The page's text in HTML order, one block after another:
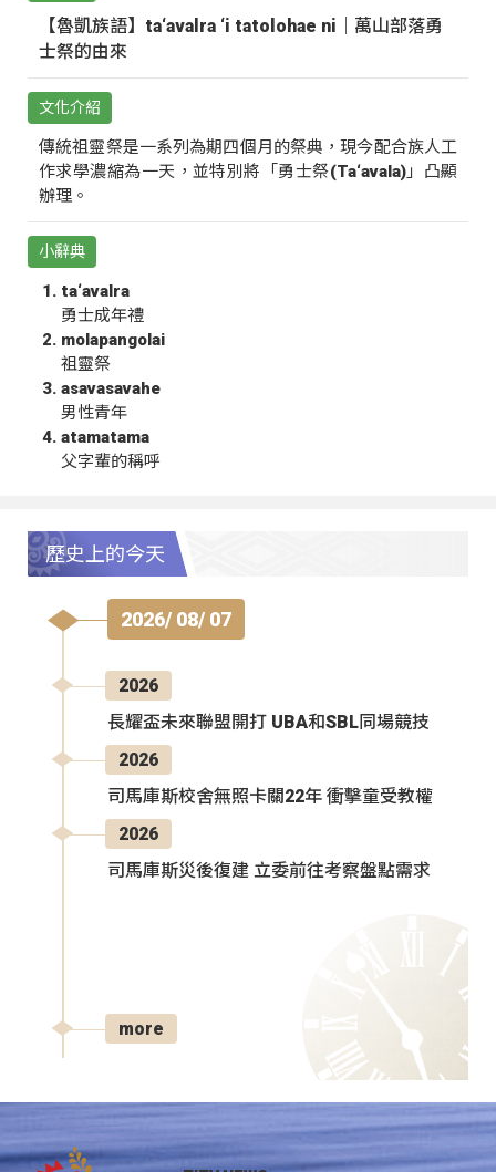
【魯凱族語】ta‘avalra ‘i tatolohae ni｜萬山部落勇
士祭的由來
文化介紹
傳統祖靈祭是一系列為期四個月的祭典，現今配合族人工
作求學濃縮為一天，並特別將「勇士祭(Ta‘avala)」凸顯
辦理。
小辭典
ta‘avalra
勇士成年禮
molapangolai
祖靈祭
asavasavahe
男性青年
atamatama
父字輩的稱呼
歷史上的今天
2026/ 08/ 07
2026
長耀盃未來聯盟開打 UBA和SBL同場競技
2026
司馬庫斯校舍無照卡關22年 衝擊童受教權
2026
司馬庫斯災後復建 立委前往考察盤點需求
more